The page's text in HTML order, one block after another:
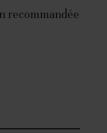
recommandée